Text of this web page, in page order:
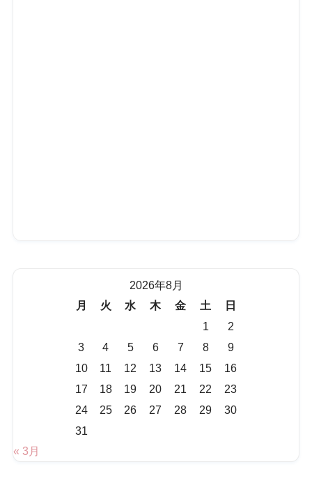
2026年8月
月
火 水 木 金 土
日
1
2
3
4 5 6 7 8
9
10
11 12 13 14 15
16
17
18 19 20 21 22
23
24
25 26 27 28 29
30
31
« 3月